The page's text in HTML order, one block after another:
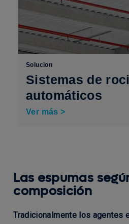
Solucion
Sistemas de
automáticos
Ver más >
Las espumas
composición
Tradicionalmente los agentes